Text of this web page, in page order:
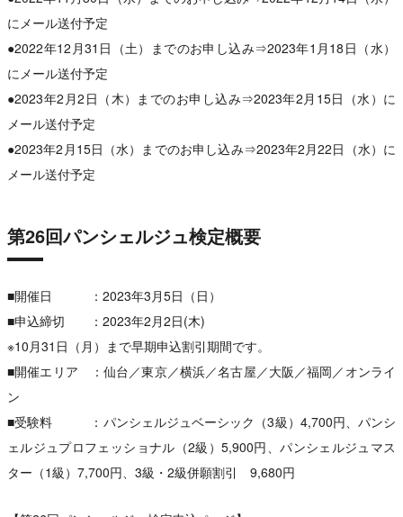
にメール送付予定
●2022年12月31日（土）までのお申し込み⇒2023年1月18日（水）
にメール送付予定
●2023年2月2日（木）までのお申し込み⇒2023年2月15日（水）に
メール送付予定
●2023年2月15日（水）までのお申し込み⇒2023年2月22日（水）に
メール送付予定
第26回パンシェルジュ検定概要
■開催日 ：2023年3月5日（日）
■申込締切 ：2023年2月2日(木)
※10月31日（月）まで早期申込割引期間です。
■開催エリア ：仙台／東京／横浜／名古屋／大阪／福岡／オンライ
ン
■受験料 ：パンシェルジュベーシック（3級）4,700円、パンシ
ェルジュプロフェッショナル（2級）5,900円、パンシェルジュマス
ター（1級）7,700円、3級・2級併願割引 9,680円